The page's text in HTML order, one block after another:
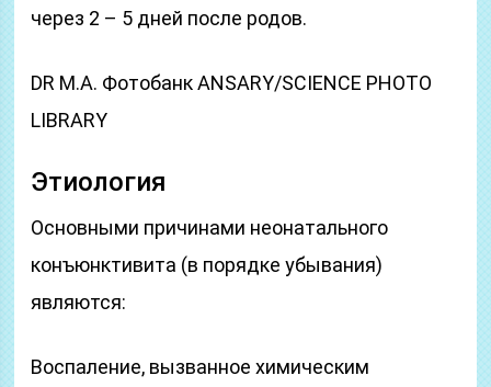
через 2 – 5 дней после родов.
DR М.А. Фотобанк ANSARY/SCIENCE PHOTO
LIBRARY
Этиология
Основными причинами неонатального
конъюнктивита (в порядке убывания)
являются:
Воспаление, вызванное химическим